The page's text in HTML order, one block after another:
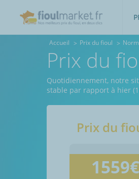
Accueil Prix du fioul
Prix du
Quotidiennement, notre
stable par rapport à hier
Prix du
1559